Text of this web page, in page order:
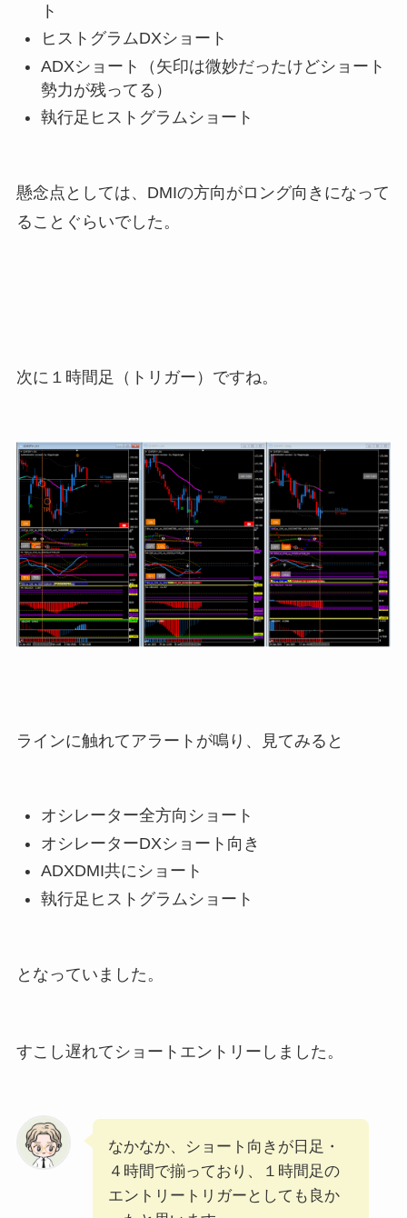
ト
ヒストグラムDXショート
ADXショート（矢印は微妙だったけどショート
勢力が残ってる）
執行足ヒストグラムショート
懸念点としては、DMIの方向がロング向きになって
ることぐらいでした。
次に１時間足（トリガー）ですね。
ラインに触れてアラートが鳴り、見てみると
オシレーター全方向ショート
オシレーターDXショート向き
ADXDMI共にショート
執行足ヒストグラムショート
となっていました。
すこし遅れてショートエントリーしました。
なかなか、ショート向きが日足・
４時間で揃っており、１時間足の
エントリートリガーとしても良か